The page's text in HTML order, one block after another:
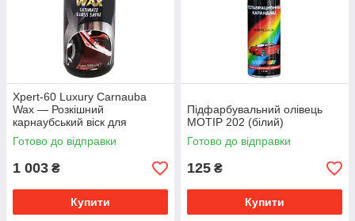
Xpert-60 Luxury Carnauba
Wax — Розкішний
карнаубський віск для
професіоналів
Готово до відправки
1 003 ₴
Купити
Підфарбувальний олівець
MOTIP 202 (білий)
Готово до відправки
125 ₴
Купити